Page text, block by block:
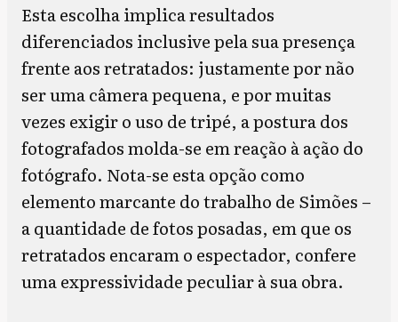
Esta escolha implica resultados
diferenciados inclusive pela sua presença
frente aos retratados: justamente por não
ser uma câmera pequena, e por muitas
vezes exigir o uso de tripé, a postura dos
fotografados molda-se em reação à ação do
fotógrafo. Nota-se esta opção como
elemento marcante do trabalho de Simões –
a quantidade de fotos posadas, em que os
retratados encaram o espectador, confere
uma expressividade peculiar à sua obra.